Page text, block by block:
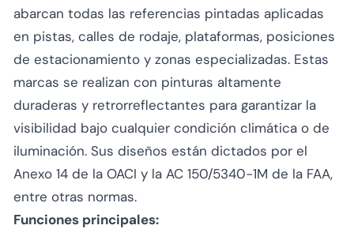
abarcan todas las referencias pintadas aplicadas
en pistas, calles de rodaje, plataformas, posiciones
de estacionamiento y zonas especializadas. Estas
marcas se realizan con pinturas altamente
duraderas y retrorreflectantes para garantizar la
visibilidad bajo cualquier condición climática o de
iluminación. Sus diseños están dictados por el
Anexo 14 de la OACI y la AC 150/5340-1M de la FAA,
entre otras normas.
Funciones principales: